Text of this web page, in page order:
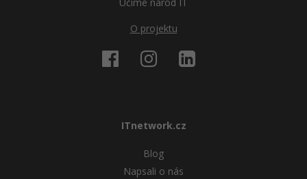
O projektu
ITnetwork.cz
Blog
Napsali o nás